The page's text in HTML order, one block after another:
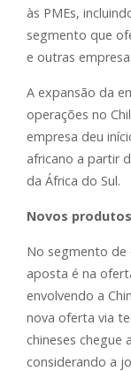
às PMEs,
segmento que
e outras
A expansão da
operações no
empresa deu
africano a partir
da África do Sul.
Novos produtos
No segmento de
aposta é na
envolvendo a
nova oferta via
chineses chegue
considerando a